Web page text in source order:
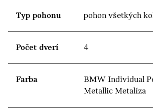
Typ pohonu pohon všetkých
Počet dverí 4
Farba
BMW Individual
Metallic Metalíza